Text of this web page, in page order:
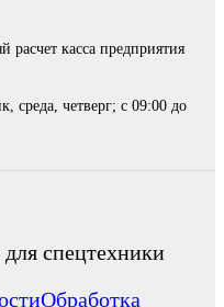
расчет касса предприятия
среда, четверг; с 09:00 до
спецтехники
Обработка